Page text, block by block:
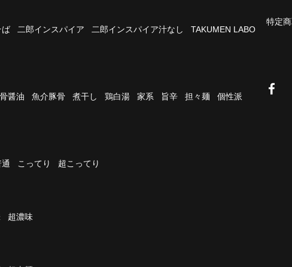
ば 二郎インスパイア 二郎インスパイア汁なし
TAKUMEN LABO
醤油 魚介豚骨 煮干し 鶏白湯 家系 旨辛 担々麺
個性派
こってり 超こってり
超濃味
特定